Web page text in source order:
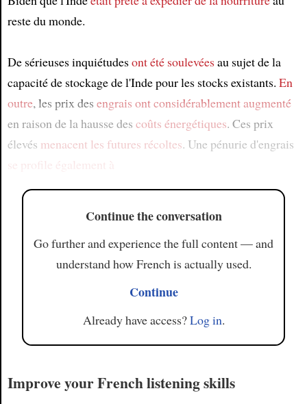
reste du monde.
De sérieuses inquiétudesont été soulevéesau sujet de la
capacité de stockage de l'Inde pour les stocks existants. En
outre, les prix des engrais ont considérablement augmenté
en raison de la hausse des coûts énergétiques. Ces prix
élevés menacent les futures récoltes. Une pénurie d'engrais
se profile également à
Continue the conversation
Go further and experience the full content — and
understand how French is actually used.
Continue
Already have access?Log in.
Improve your French listening skills